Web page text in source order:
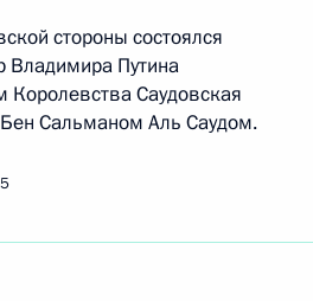
стороны состоялся
Владимира Путина
Саудовская
Сальманом Аль Саудом.